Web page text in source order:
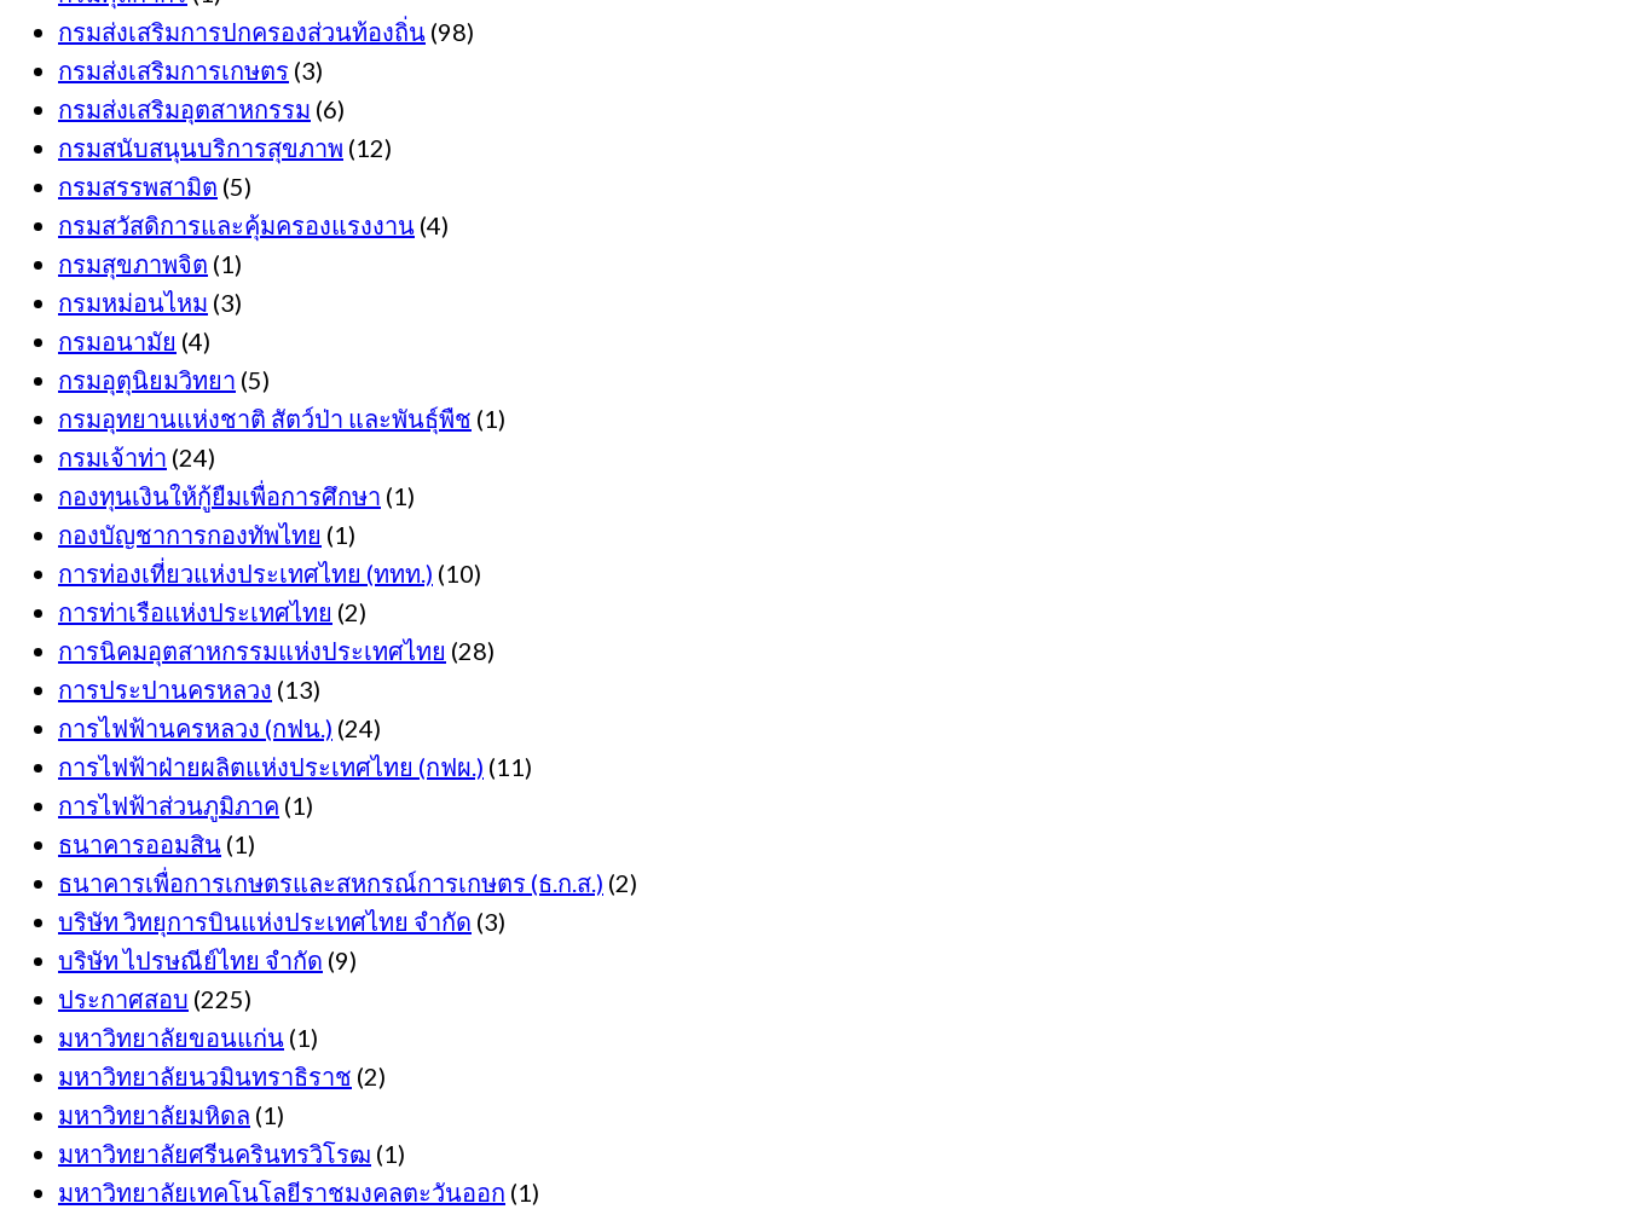
กรมส่งเสริมการปกครองส่วนท้องถิ่น (98)
กรมส่งเสริมการเกษตร (3)
กรมส่งเสริมอุตสาหกรรม (6)
กรมสนับสนุนบริการสุขภาพ (12)
กรมสรรพสามิต (5)
กรมสวัสดิการและคุ้มครองแรงงาน (4)
กรมสุขภาพจิต (1)
กรมหม่อนไหม (3)
กรมอนามัย (4)
กรมอุตุนิยมวิทยา (5)
กรมอุทยานแห่งชาติ สัตว์ป่า และพันธุ์พืช (1)
กรมเจ้าท่า (24)
กองทุนเงินให้กู้ยืมเพื่อการศึกษา (1)
กองบัญชาการกองทัพไทย (1)
การท่องเที่ยวแห่งประเทศไทย (ททท.) (10)
การท่าเรือแห่งประเทศไทย (2)
การนิคมอุตสาหกรรมแห่งประเทศไทย (28)
การประปานครหลวง (13)
การไฟฟ้านครหลวง (กฟน.) (24)
การไฟฟ้าฝ่ายผลิตแห่งประเทศไทย (กฟผ.) (11)
การไฟฟ้าส่วนภูมิภาค (1)
ธนาคารออมสิน (1)
ธนาคารเพื่อการเกษตรและสหกรณ์การเกษตร (ธ.ก.ส.) (2)
บริษัท วิทยุการบินแห่งประเทศไทย จำกัด (3)
บริษัท ไปรษณีย์ไทย จำกัด (9)
ประกาศสอบ (225)
มหาวิทยาลัยขอนแก่น (1)
มหาวิทยาลัยนวมินทราธิราช (2)
มหาวิทยาลัยมหิดล (1)
มหาวิทยาลัยศรีนครินทรวิโรฒ (1)
มหาวิทยาลัยเทคโนโลยีราชมงคลตะวันออก (1)